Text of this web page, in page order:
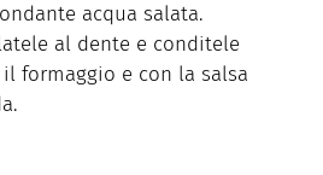
acqua salata.
al dente e conditele
formaggio e con la salsa